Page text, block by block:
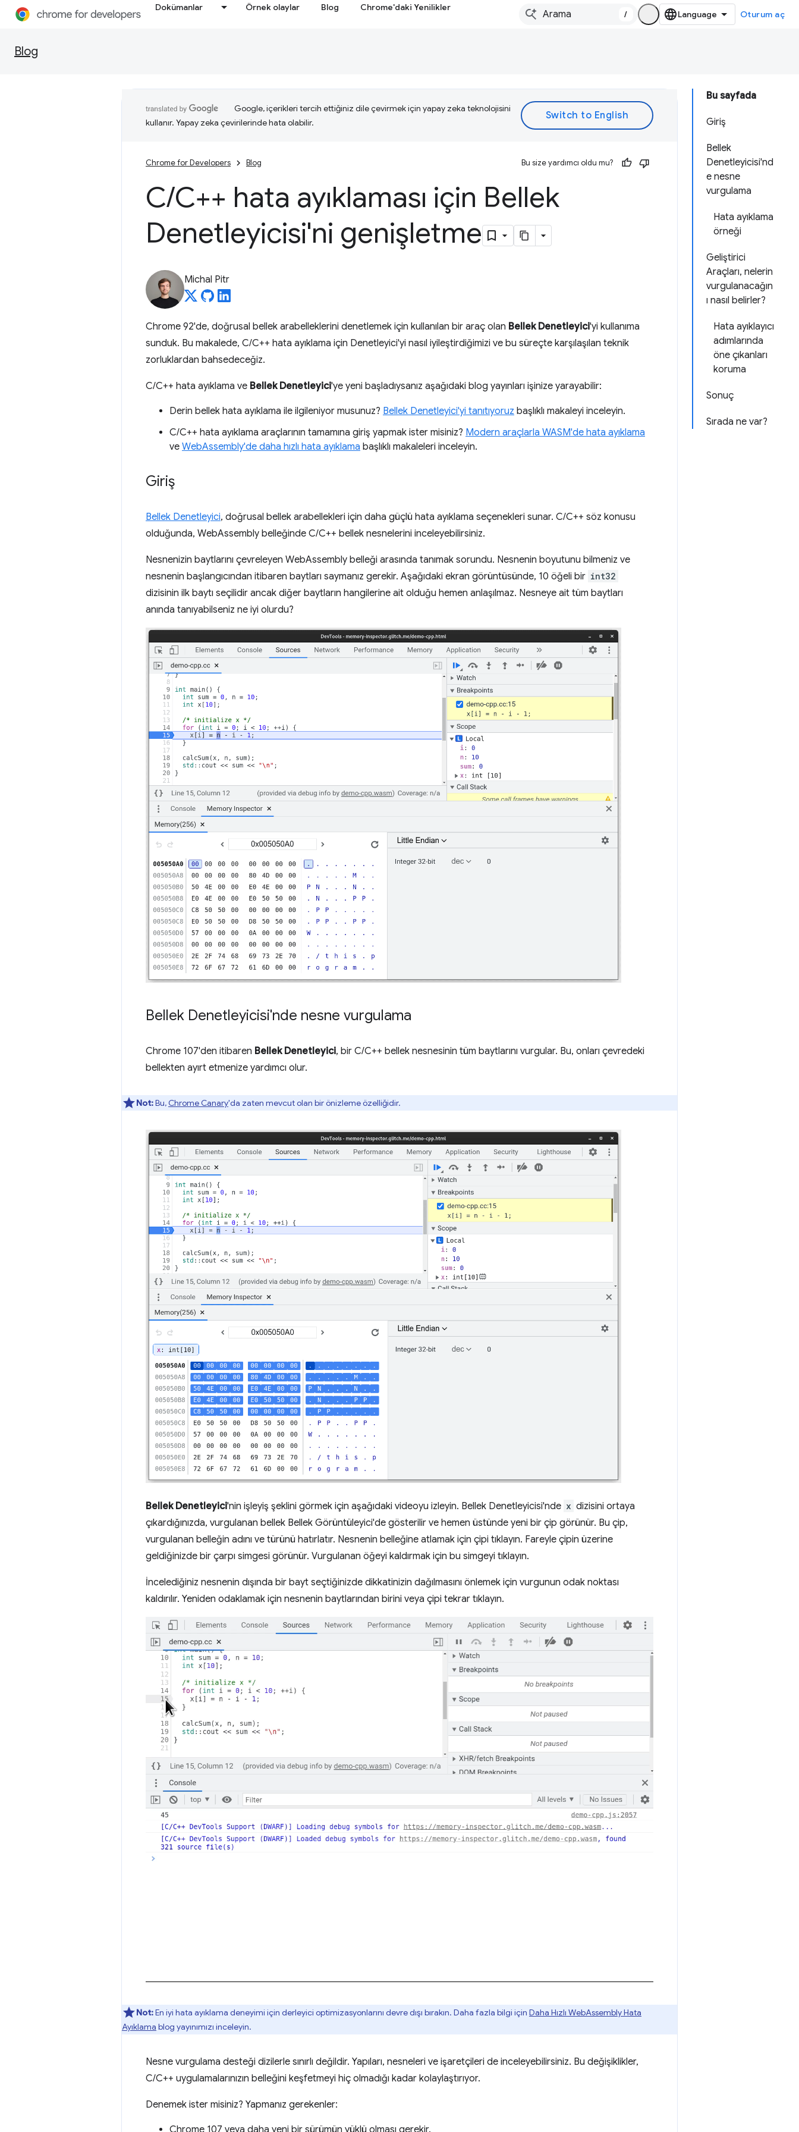
Dokümanlar Örnek olaylar Blog Chrome'daki Yenilikler
/ Oturum aç
Blog
Bu sayfada
Giriş
Bellek
Denetleyicisi'nd
e nesne
vurgulama
Hata ayıklama
örneği
Geliştirici
Araçları, nelerin
vurgulanacağın
ı nasıl belirler?
Hata ayıklayıcı
adımlarında
öne çıkanları
koruma
Sonuç
Sırada ne var?
Google, içerikleri tercih ettiğiniz dile çevirmek için yapay zeka teknolojisini
kullanır. Yapay zeka çevirilerinde hata olabilir.
Chrome for Developers Blog Bu size yardımcı oldu mu?
C/C++ hata ayıklaması için Bellek
Denetleyicisi'ni genişletme
Michal Pitr
Chrome 92'de, doğrusal bellek arabelleklerini denetlemek için kullanılan bir araç olan Bellek Denetleyici'yi kullanıma
sunduk. Bu makalede, C/C++ hata ayıklama için Denetleyici'yi nasıl iyileştirdiğimizi ve bu süreçte karşılaşılan teknik
zorluklardan bahsedeceğiz.
C/C++ hata ayıklama ve Bellek Denetleyici'ye yeni başladıysanız aşağıdaki blog yayınları işinize yarayabilir:
Derin bellek hata ayıklama ile ilgileniyor musunuz? Bellek Denetleyici'yi tanıtıyoruz başlıklı makaleyi inceleyin.
C/C++ hata ayıklama araçlarının tamamına giriş yapmak ister misiniz? Modern araçlarla WASM'de hata ayıklama
ve WebAssembly'de daha hızlı hata ayıklama başlıklı makaleleri inceleyin.
Giriş
Bellek Denetleyici, doğrusal bellek arabellekleri için daha güçlü hata ayıklama seçenekleri sunar. C/C++ söz konusu
olduğunda, WebAssembly belleğinde C/C++ bellek nesnelerini inceleyebilirsiniz.
Nesnenizin baytlarını çevreleyen WebAssembly belleği arasında tanımak sorundu. Nesnenin boyutunu bilmeniz ve
nesnenin başlangıcından itibaren baytları saymanız gerekir. Aşağıdaki ekran görüntüsünde, 10 öğeli bir int32
dizisinin ilk baytı seçilidir ancak diğer baytların hangilerine ait olduğu hemen anlaşılmaz. Nesneye ait tüm baytları
anında tanıyabilseniz ne iyi olurdu?
Bellek Denetleyicisi'nde nesne vurgulama
Chrome 107'den itibaren Bellek Denetleyici, bir C/C++ bellek nesnesinin tüm baytlarını vurgular. Bu, onları çevredeki
bellekten ayırt etmenize yardımcı olur.
Not:Bu, Chrome Canary'da zaten mevcut olan bir önizleme özelliğidir.
Bellek Denetleyici'nin işleyiş şeklini görmek için aşağıdaki videoyu izleyin. Bellek Denetleyicisi'nde x dizisini ortaya
çıkardığınızda, vurgulanan bellek Bellek Görüntüleyici'de gösterilir ve hemen üstünde yeni bir çip görünür. Bu çip,
vurgulanan belleğin adını ve türünü hatırlatır. Nesnenin belleğine atlamak için çipi tıklayın. Fareyle çipin üzerine
geldiğinizde bir çarpı simgesi görünür. Vurgulanan öğeyi kaldırmak için bu simgeyi tıklayın.
İncelediğiniz nesnenin dışında bir bayt seçtiğinizde dikkatinizin dağılmasını önlemek için vurgunun odak noktası
kaldırılır. Yeniden odaklamak için nesnenin baytlarından birini veya çipi tekrar tıklayın.
Not:En iyi hata ayıklama deneyimi için derleyici optimizasyonlarını devre dışı bırakın. Daha fazla bilgi için Daha Hızlı WebAssembly Hata
Ayıklama blog yayınımızı inceleyin.
Nesne vurgulama desteği dizilerle sınırlı değildir. Yapıları, nesneleri ve işaretçileri de inceleyebilirsiniz. Bu değişiklikler,
C/C++ uygulamalarınızın belleğini keşfetmeyi hiç olmadığı kadar kolaylaştırıyor.
Denemek ister misiniz? Yapmanız gerekenler: